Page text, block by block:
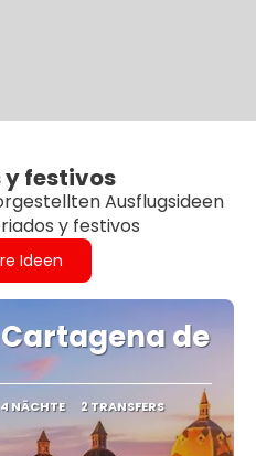
y festivos
Ausflugsideen
y festivos
Ideen
Cartagena de
4 NÄCHTE 2 TRANSFERS